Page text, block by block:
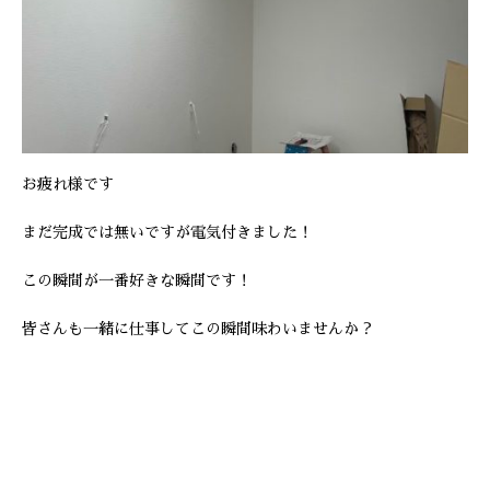
お疲れ様です
まだ完成では無いですが電気付きました！
この瞬間が一番好きな瞬間です！
皆さんも一緒に仕事してこの瞬間味わいませんか？